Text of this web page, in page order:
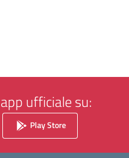
ufficiale su:
Play Store